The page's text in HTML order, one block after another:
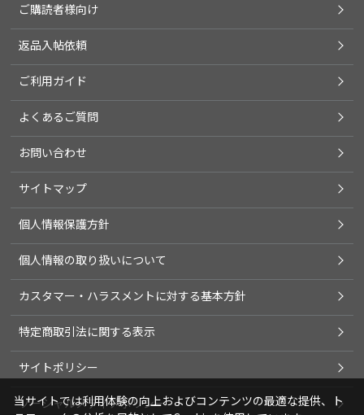
ご購読者様向け
返品入帖依頼
ご利用ガイド
よくあるご質問
お問い合わせ
サイトマップ
個人情報保護方針
個人情報の取り扱いについて
カスタマー・ハラスメントに対する基本方針
特定商取引法に関する表示
サイトポリシー
ソーシャルメディアポリシー
当サイトでは利用体験の向上およびコンテンツの最適な提供、ト